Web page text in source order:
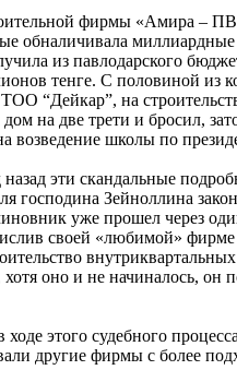
фирмы «Амира –
обналичивала
из павлодарского
тенге. С половиной из
“Дейкар”, на
на две трети и бросил,
возведение школы по
эти скандальные
господина Зейноллина
уже прошел через
своей «любимой»
хотя оно и не начиналось,
этого судебного
другие фирмы с более